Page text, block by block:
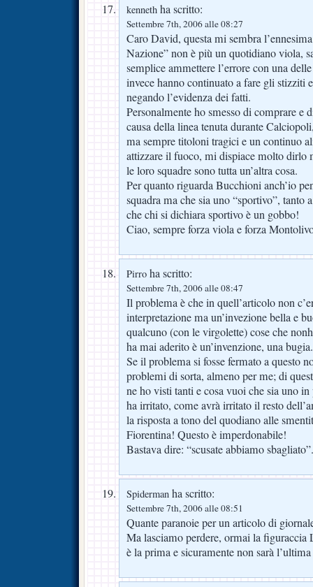
kenneth ha scritto:
Settembre 7th, 2006 alle 08:27
Caro David, questa mi sembra
Nazione” non è più un quotidiano viola,
semplice ammettere l’errore con una
invece hanno continuato a fare gli stizziti
negando l’evidenza dei fatti.
Personalmente ho smesso di comprare e
causa della linea tenuta durante
ma sempre titoloni tragici e un continuo
attizzare il fuoco, mi dispiace molto dirlo
le loro squadre sono tutta un’altra cosa.
Per quanto riguarda Bucchioni anch’io
squadra ma che sia uno “sportivo”, tanto
che chi si dichiara sportivo è un gobbo!
Ciao, sempre forza viola e forza
Pirro ha scritto:
Settembre 7th, 2006 alle 08:47
Il problema è che in quell’articolo non
interpretazione ma un’invezione bella e
qualcuno (con le virgolette) cose che
ha mai aderito è un’invenzione, una bugia.
Se il problema si fosse fermato a questo
problemi di sorta, almeno per me; di
ne ho visti tanti e cosa vuoi che sia uno
ha irritato, come avrà irritato il resto
la risposta a tono del quodiano alle
Fiorentina! Questo è imperdonabile!
Bastava dire: “scusate abbiamo sbagliato”.
Spiderman ha scritto:
Settembre 7th, 2006 alle 08:51
Quante paranoie per un articolo di
Ma lasciamo perdere, ormai la figuraccia
è la prima e sicuramente non sarà